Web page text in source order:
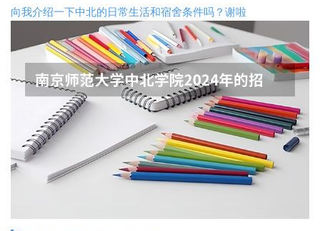
向我介绍一下中北的日常生活和宿舍条件吗？谢啦